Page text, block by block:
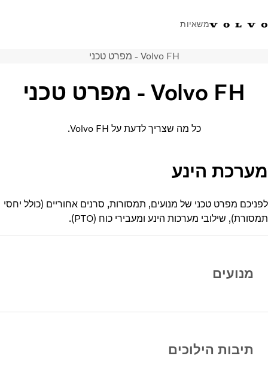
משאיות
ווטסאפ התחבר לאזור אישי ישראל
פתרונות הובלה
אודות
Volvo FH - מפרט טכני
Volvo FH - מפרט טכני
כל מה שצריך לדעת על Volvo FH.
מערכת הינע
לפניכם מפרט טכני של מנועים, תמסורות, סרנים אחוריים (כולל יחסי
תמסורת), שילובי מערכות הינע ומעבירי כוח (PTO).
מנועים
תיבות הילוכים